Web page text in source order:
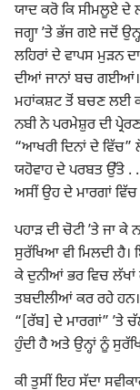
ਯਾਦ ਕਰੋ ਕਿ ਸੀਮਲੂਏ ਦੇ
ਜਗ੍ਹਾ ʼਤੇ ਭੱਜ ਗਏ ਜਦੋਂ
ਲਹਿਰਾਂ ਦੇ ਵਾਪਸ ਮੁੜਨ
ਦੀਆਂ ਜਾਨਾਂ ਬਚ ਗਈਆਂ।
ਮਹਾਂਕਸ਼ਟ ਤੋਂ ਬਚਣ ਲਈ
ਨਬੀ ਨੇ ਪਰਮੇਸ਼ੁਰ ਦੀ
“ਆਖਰੀ ਦਿਨਾਂ ਦੇ ਵਿੱਚ”
ਯਹੋਵਾਹ ਦੇ ਪਰਬਤ ਉੱਤੇ .
ਅਸੀਂ ਉਹ ਦੇ ਮਾਰਗਾਂ
ਪਹਾੜ ਦੀ ਚੋਟੀ ʼਤੇ ਜਾ
ਸੁਰੱਖਿਆ ਵੀ ਮਿਲਦੀ ਹੈ।
ਕੇ ਦੁਨੀਆਂ ਭਰ ਵਿਚ
ਤਬਦੀਲੀਆਂ ਕਰ ਰਹੇ
“[ਰੱਬ] ਦੇ ਮਾਰਗਾਂ” ʼਤੇ
ਹੁੰਦੀ ਹੈ ਅਤੇ ਉਨ੍ਹਾਂ ਨੂੰ
ਕੀ ਤੁਸੀਂ ਇਹ ਸੱਦਾ